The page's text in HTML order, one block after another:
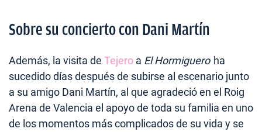
Sobre su concierto con Dani Martín
Además, la visita de Tejero a El Hormiguero ha
sucedido días después de subirse al escenario junto
a su amigo Dani Martín, al que agradeció en el Roig
Arena de Valencia el apoyo de toda su familia en uno
de los momentos más complicados de su vida y se